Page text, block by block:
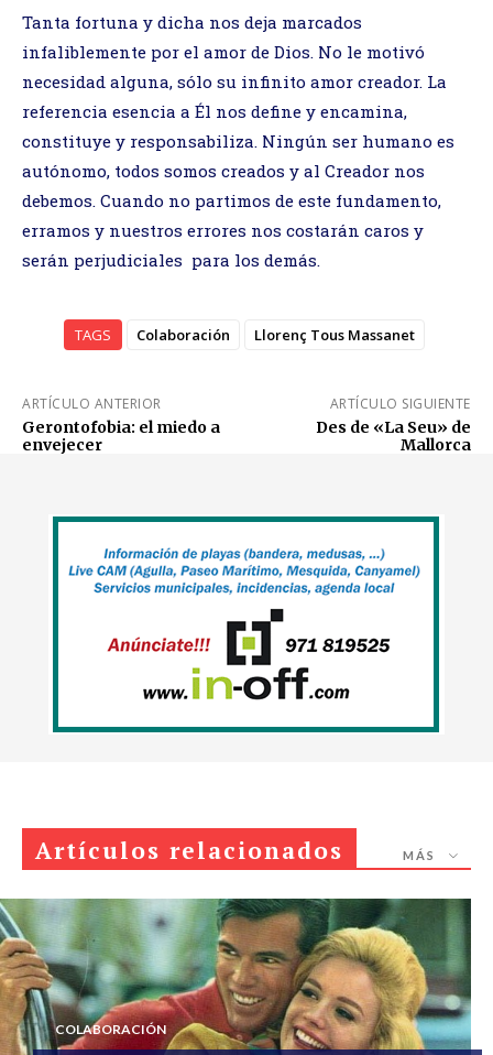
Tanta fortuna y dicha nos deja marcados
infaliblemente por el amor de Dios. No le motivó
necesidad alguna, sólo su infinito amor creador. La
referencia esencia a Él nos define y encamina,
constituye y responsabiliza. Ningún ser humano es
autónomo, todos somos creados y al Creador nos
debemos. Cuando no partimos de este fundamento,
erramos y nuestros errores nos costarán caros y
serán perjudiciales para los demás.
TAGS Colaboración Llorenç Tous Massanet
ARTÍCULO ANTERIOR
Gerontofobia: el miedo a
envejecer
ARTÍCULO SIGUIENTE
Des de «La Seu» de
Mallorca
Artículos relacionados MÁS
COLABORACIÓN